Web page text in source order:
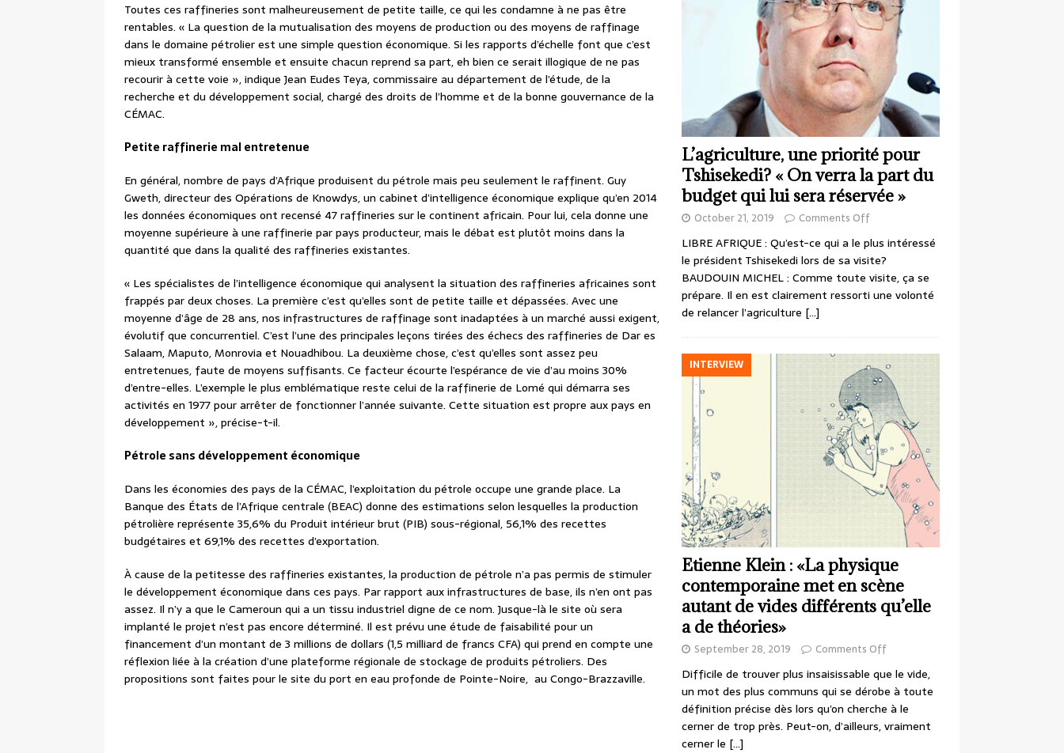
Toutes ces raffineries sont malheureusement de petite taille, ce qui les condamne à ne pas être
rentables. « La question de la mutualisation des moyens de production ou des moyens de raffinage
dans le domaine pétrolier est une simple question économique. Si les rapports d’échelle font que c’est
mieux transformé ensemble et ensuite chacun reprend sa part, eh bien ce serait illogique de ne pas
recourir à cette voie », indique Jean Eudes Teya, commissaire au département de l’étude, de la
recherche et du développement social, chargé des droits de l’homme et de la bonne gouvernance de la
CÉMAC.
Petite raffinerie mal entretenue
En général, nombre de pays d’Afrique produisent du pétrole mais peu seulement le raffinent. Guy
Gweth, directeur des Opérations de Knowdys, un cabinet d’intelligence économique explique qu’en 2014
les données économiques ont recensé 47 raffineries sur le continent africain. Pour lui, cela donne une
moyenne supérieure à une raffinerie par pays producteur, mais le débat est plutôt moins dans la
quantité que dans la qualité des raffineries existantes.
« Les spécialistes de l’intelligence économique qui analysent la situation des raffineries africaines sont
frappés par deux choses. La première c’est qu’elles sont de petite taille et dépassées. Avec une
moyenne d’âge de 28 ans, nos infrastructures de raffinage sont inadaptées à un marché aussi exigent,
évolutif que concurrentiel. C’est l’une des principales leçons tirées des échecs des raffineries de Dar es
Salaam, Maputo, Monrovia et Nouadhibou. La deuxième chose, c’est qu’elles sont assez peu
entretenues, faute de moyens suffisants. Ce facteur écourte l’espérance de vie d’au moins 30%
d’entre-elles. L’exemple le plus emblématique reste celui de la raffinerie de Lomé qui démarra ses
activités en 1977 pour arrêter de fonctionner l’année suivante. Cette situation est propre aux pays en
développement », précise-t-il.
Pétrole sans développement économique
Dans les économies des pays de la CÉMAC, l’exploitation du pétrole occupe une grande place. La
Banque des États de l’Afrique centrale (BEAC) donne des estimations selon lesquelles la production
pétrolière représente 35,6% du Produit intérieur brut (PIB) sous-régional, 56,1% des recettes
budgétaires et 69,1% des recettes d’exportation.
À cause de la petitesse des raffineries existantes, la production de pétrole n’a pas permis de stimuler
le développement économique dans ces pays. Par rapport aux infrastructures de base, ils n’en ont pas
assez. Il n’y a que le Cameroun qui a un tissu industriel digne de ce nom. Jusque-là le site où sera
implanté le projet n’est pas encore déterminé. Il est prévu une étude de faisabilité pour un
financement d’un montant de 3 millions de dollars (1,5 milliard de francs CFA) qui prend en compte une
réflexion liée à la création d’une plateforme régionale de stockage de produits pétroliers. Des
propositions sont faites pour le site du port en eau profonde de Pointe-Noire, au Congo-Brazzaville.
L’agriculture, une priorité pour
Tshisekedi? « On verra la part du
budget qui lui sera réservée »
October 21, 2019 Comments Off
LIBRE AFRIQUE : Qu’est-ce qui a le plus intéressé
le président Tshisekedi lors de sa visite?
BAUDOUIN MICHEL : Comme toute visite, ça se
prépare. Il en est clairement ressorti une volonté
de relancer l’agriculture […]
INTERVIEW
Etienne Klein : «La physique
contemporaine met en scène
autant de vides différents qu’elle
a de théories»
September 28, 2019 Comments Off
Difficile de trouver plus insaisissable que le vide,
un mot des plus communs qui se dérobe à toute
définition précise dès lors qu’on cherche à le
cerner de trop près. Peut-on, d’ailleurs, vraiment
cerner le […]